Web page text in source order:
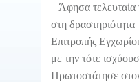
Άφησα τελευταία
στη
Επιτροπής
με την τότε
Πρωτοστάτησε